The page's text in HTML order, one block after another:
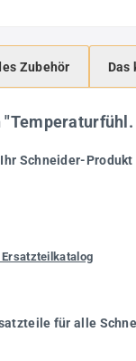
Zubehör Das
Schneider-
für alle